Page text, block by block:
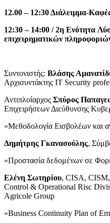
12.00 – 12:30 Διάλειμμα-
12:30 – 14:00 / 2η Ενότητα
επιχειρηματικών
Συντονιστής: Βλάσης
Αρχισυντάκτης IT Security
Αντιπλοίαρχος Σπύρος
Επιχειρήσεων Διεύθυνσης
«Μεθοδολογία Εισβολέων και
Δημήτρης Γκανασούλης,
«Προστασία δεδομένων σε
Ελένη Σωτηρίου, CISA, CISM,
Control & Operational Risc
Agricole Group
«Business Continuity Plan of